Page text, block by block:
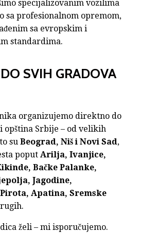
specijalizovanim vozilima
sa profesionalnom opremom,
sa evropskim i
standardima.
SVIH GRADOVA
organizujemo direktno do
opština Srbije – od velikih
su Beograd, Niš i Novi Sad,
poput Arilja, Ivanjice,
Bačke Palanke,
Jagodine,
Apatina, Sremske
želi – mi isporučujemo.